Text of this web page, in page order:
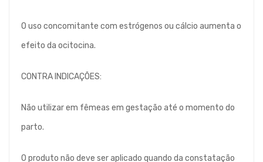
O uso concomitante com estrógenos ou cálcio aumenta o
efeito da ocitocina.
CONTRA INDICAÇÕES:
Não utilizar em fêmeas em gestação até o momento do
parto.
O produto não deve ser aplicado quando da constatação